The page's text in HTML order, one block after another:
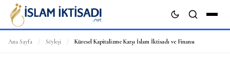
Ana Sayfa / Söyleşi / Küresel Kapitalizme Karşı İslam İktisadı ve Finansı